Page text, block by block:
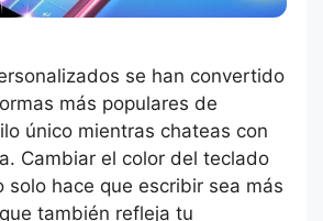
se han convertido
más populares de
único mientras chateas con
Cambiar el color del teclado
solo hace que escribir sea más
también refleja tu